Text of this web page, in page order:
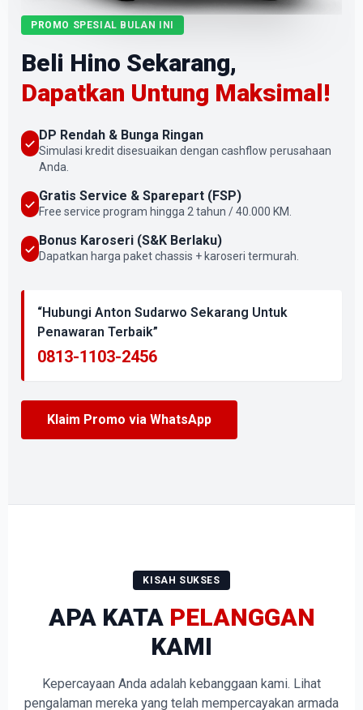
PROMO SPESIAL BULAN INI
Beli Hino Sekarang,
Dapatkan Untung Maksimal!
DP Rendah & Bunga Ringan
Simulasi kredit disesuaikan dengan cashflow perusahaan
Anda.
Gratis Service & Sparepart (FSP)
Free service program hingga 2 tahun / 40.000 KM.
Bonus Karoseri (S&K Berlaku)
Dapatkan harga paket chassis + karoseri termurah.
“Hubungi Anton Sudarwo Sekarang Untuk
Penawaran Terbaik”
0813-1103-2456
Klaim Promo via WhatsApp
KISAH SUKSES
APA KATA PELANGGAN
KAMI
Kepercayaan Anda adalah kebanggaan kami. Lihat
pengalaman mereka yang telah mempercayakan armada